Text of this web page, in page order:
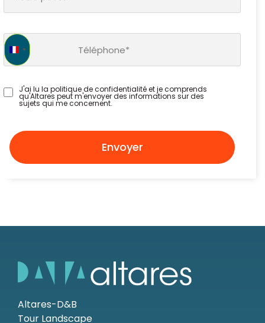
France +33
J'ai lu la politique de confidentialité et je comprends
qu'Altares peut m'envoyer des informations sur des
sujets qui me concernent.
Envoyer
Altares-D&B
Tour Landscape